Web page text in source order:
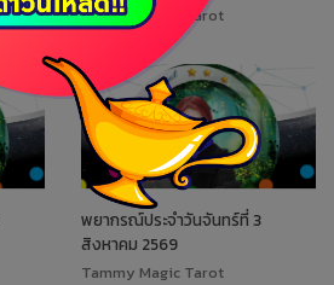
Tammy Magic Tarot
พยากรณ์ประจำวันจันทร์ที่ 3
สิงหาคม 2569
Tammy Magic Tarot